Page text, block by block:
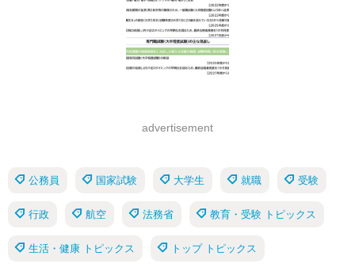
advertisement
公務員 国家試験 大学生 就職 受験
行政 航空 法務省 教育・受験 トピックス
生活・健康 トピックス トップ トピックス